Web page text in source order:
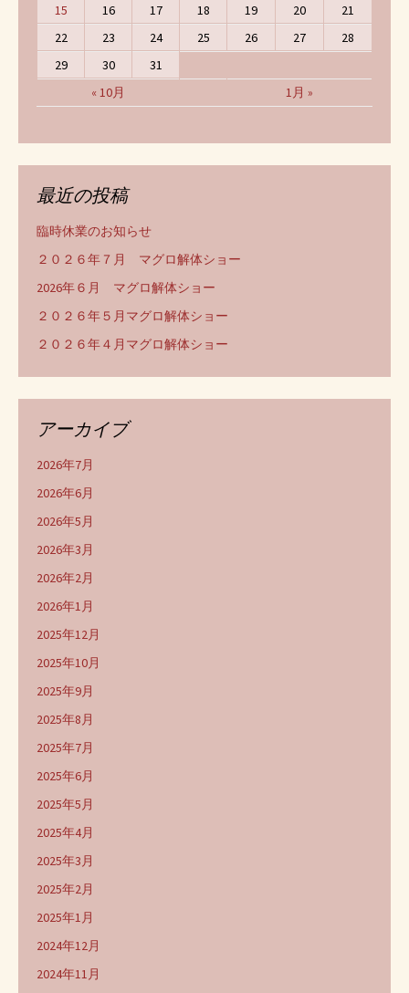
« 10月 1月 »
15 16 17 18 19 20
21
22
23 24 25 26 27
28
29
30 31
最近の投稿
臨時休業のお知らせ
２０２６年７月 マグロ解体ショー
2026年６月 マグロ解体ショー
２０２６年５月マグロ解体ショー
２０２６年４月マグロ解体ショー
アーカイブ
2026年7月
2026年6月
2026年5月
2026年3月
2026年2月
2026年1月
2025年12月
2025年10月
2025年9月
2025年8月
2025年7月
2025年6月
2025年5月
2025年4月
2025年3月
2025年2月
2025年1月
2024年12月
2024年11月